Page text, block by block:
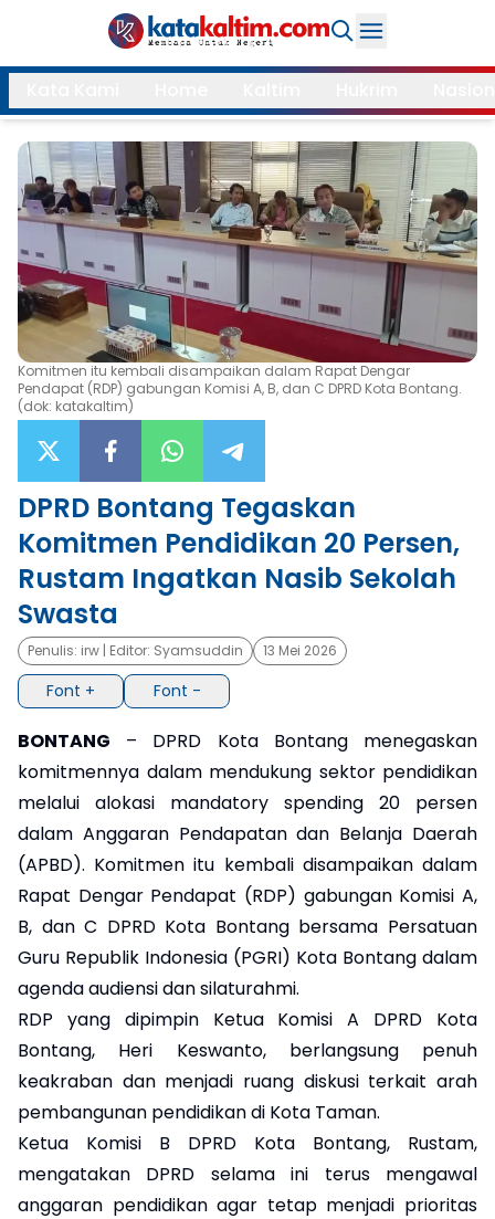
Daerah
Kukar
Samarinda
Bontang
Balikpapan
Kubar
Kutim
PPU
Mahulu
Paser
Berau
More
Internasional
Feature
Opini
×
Search
Komitmen itu kembali disampaikan dalam Rapat Dengar
Pendapat (RDP) gabungan Komisi A, B, dan C DPRD Kota Bontang.
(dok: katakaltim)
DPRD Bontang Tegaskan
Komitmen Pendidikan 20 Persen,
Rustam Ingatkan Nasib Sekolah
Swasta
Penulis: irw | Editor: Syamsuddin 13 Mei 2026
Font + Font -
BONTANG – DPRD Kota Bontang menegaskan
komitmennya dalam mendukung sektor pendidikan
melalui alokasi mandatory spending 20 persen
dalam Anggaran Pendapatan dan Belanja Daerah
(APBD). Komitmen itu kembali disampaikan dalam
Rapat Dengar Pendapat (RDP) gabungan Komisi A,
B, dan C DPRD Kota Bontang bersama Persatuan
Guru Republik Indonesia (PGRI) Kota Bontang dalam
agenda audiensi dan silaturahmi.
RDP yang dipimpin Ketua Komisi A DPRD Kota
Bontang, Heri Keswanto, berlangsung penuh
keakraban dan menjadi ruang diskusi terkait arah
pembangunan pendidikan di Kota Taman.
Ketua Komisi B DPRD Kota Bontang, Rustam,
mengatakan DPRD selama ini terus mengawal
anggaran pendidikan agar tetap menjadi prioritas